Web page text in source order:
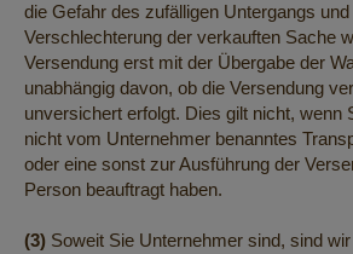
die Gefahr des zufälligen Untergangs
Verschlechterung der verkauften Sache
Versendung erst mit der Übergabe der
unabhängig davon, ob die Versendung
unversichert erfolgt. Dies gilt nicht, wenn
nicht vom Unternehmer benanntes
oder eine sonst zur Ausführung der
Person beauftragt haben.
(3) Soweit Sie Unternehmer sind, sind